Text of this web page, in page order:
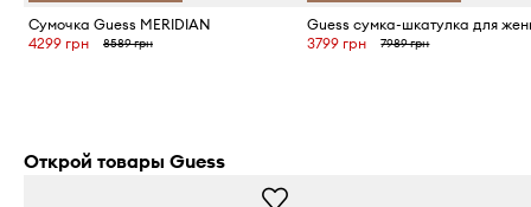
Сумочка Guess MERIDIAN
4299 грн
8589 грн 3799 грн 7989 грн
Открой товары Guess